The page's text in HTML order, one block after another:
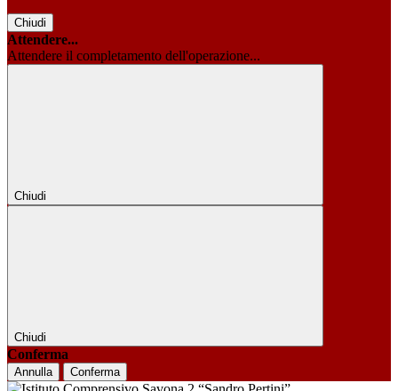
Chiudi
Attendere...
Attendere il completamento dell'operazione...
Chiudi
Chiudi
Conferma
Annulla Conferma